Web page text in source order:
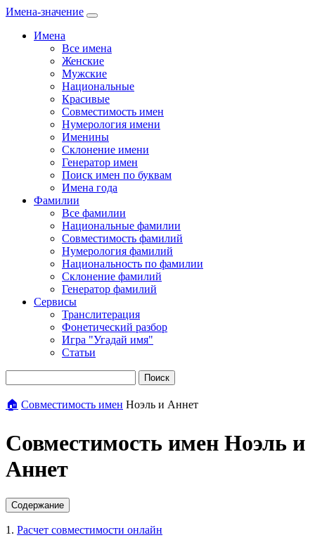
Имена-значение
Имена
Все имена
Женские
Мужские
Национальные
Красивые
Совместимость имен
Нумерология имени
Именины
Склонение имени
Генератор имен
Поиск имен по буквам
Имена года
Фамилии
Все фамилии
Национальные фамилии
Совместимость фамилий
Нумерология фамилий
Национальность по фамилии
Склонение фамилий
Генератор фамилий
Сервисы
Транслитерация
Фонетический разбор
Игра "Угадай имя"
Статьи
Поиск
🏠 Совместимость имен Ноэль и Аннет
Совместимость имен Ноэль и
Аннет
Содержание
1. Расчет совместимости онлайн